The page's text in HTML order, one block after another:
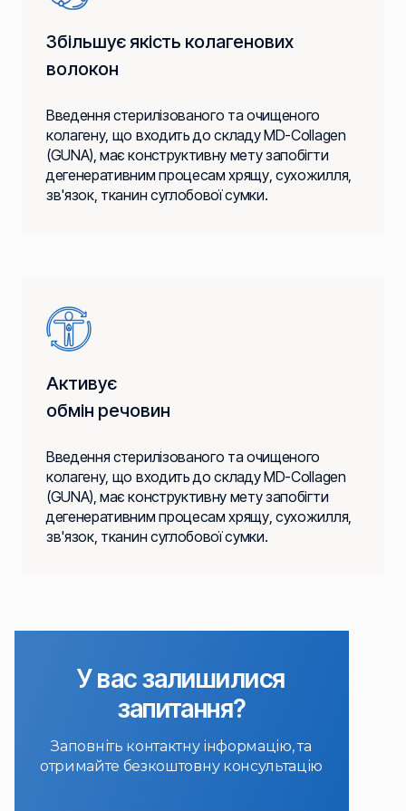
Збільшує якість колагенових
волокон
Введення стерилізованого та очищеного
колагену, що входить до складу MD-Collagen
(GUNA), має конструктивну мету запобігти
дегенеративним процесам хрящу, сухожилля,
зв'язок, тканин суглобової сумки.
Активує
обмін речовин
Введення стерилізованого та очищеного
колагену, що входить до складу MD-Collagen
(GUNA), має конструктивну мету запобігти
дегенеративним процесам хрящу, сухожилля,
зв'язок, тканин суглобової сумки.
У вас залишилися
запитання?
Заповніть контактну інформацію, та
отримайте безкоштовну консультацію